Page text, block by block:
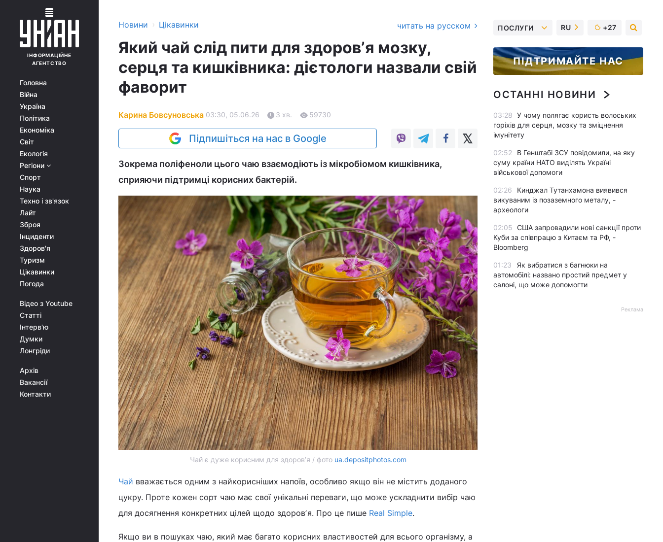
ІНФОРМАЦІЙНЕ
АГЕНТСТВО
Головна
Війна
Україна
Політика
Економіка
Світ
Екологія
Регіони
Спорт
Наука
Техно і зв'язок
Лайт
Зброя
Інциденти
Здоров'я
Туризм
Цікавинки
Погода
Відео з Youtube
Статті
Інтерв'ю
Думки
Лонгріди
Архів
Вакансії
Контакти
Новини › Цікавинки читать на русском
Який чай слід пити для здоровʼя мозку,
серця та кишківника: дієтологи назвали свій
фаворит
Карина Бовсуновська 03:30, 05.06.26 3 хв. 59730
Підпишіться на нас в Google
Зокрема поліфеноли цього чаю взаємодіють із мікробіомом кишківника,
сприяючи підтримці корисних бактерій.
Чай є дуже корисним для здоровʼя / фото ua.depositphotos.com
Чай вважається одним з найкорисніших напоїв, особливо якщо він не містить доданого
цукру. Проте кожен сорт чаю має свої унікальні переваги, що може ускладнити вибір чаю
для досягнення конкретних цілей щодо здоровʼя. Про це пише Real Simple.
Якщо ви в пошуках чаю, який має багато корисних властивостей для всього організму, а
ПОСЛУГИ RU +27
ПІДТРИМАЙТЕ НАС
ОСТАННІ НОВИНИ
03:28 У чому полягає користь волоських
горіхів для серця, мозку та зміцнення
імунітету
02:52
В Генштабі ЗСУ повідомили, на яку
суму країни НАТО виділять Україні
військової допомоги
02:26
Кинджал Тутанхамона виявився
викуваним із позаземного металу, -
археологи
02:05 США запровадили нові санкції проти
Куби за співпрацю з Китаєм та РФ, -
Bloomberg
01:23
Як вибратися з багнюки на
автомобілі: названо простий предмет у
салоні, що може допомогти
Реклама